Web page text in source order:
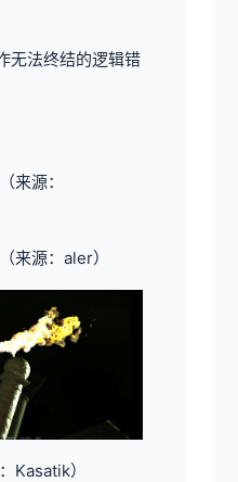
无法终结的逻辑错
来源：
来源：aler）
Kasatik）